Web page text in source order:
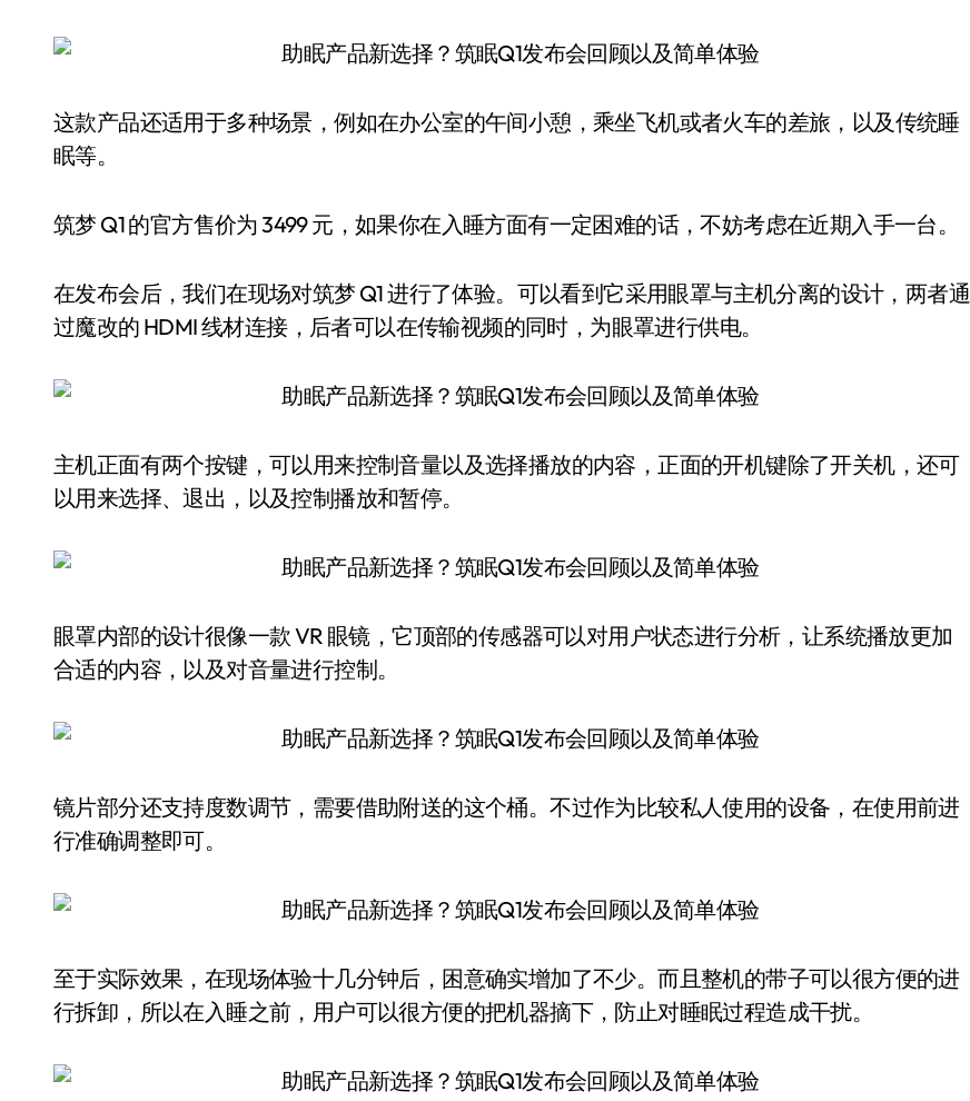
这款产品还适用于多种场景，例如在办公室的午间小憩，乘坐飞机或者火车的差旅，以及传统睡
眠等。
筑梦 Q1 的官方售价为 3499 元，如果你在入睡方面有一定困难的话，不妨考虑在近期入手一台。
在发布会后，我们在现场对筑梦 Q1 进行了体验。可以看到它采用眼罩与主机分离的设计，两者通
过魔改的 HDMI 线材连接，后者可以在传输视频的同时，为眼罩进行供电。
主机正面有两个按键，可以用来控制音量以及选择播放的内容，正面的开机键除了开关机，还可
以用来选择、退出，以及控制播放和暂停。
眼罩内部的设计很像一款 VR 眼镜，它顶部的传感器可以对用户状态进行分析，让系统播放更加
合适的内容，以及对音量进行控制。
镜片部分还支持度数调节，需要借助附送的这个桶。不过作为比较私人使用的设备，在使用前进
行准确调整即可。
至于实际效果，在现场体验十几分钟后，困意确实增加了不少。而且整机的带子可以很方便的进
行拆卸，所以在入睡之前，用户可以很方便的把机器摘下，防止对睡眠过程造成干扰。